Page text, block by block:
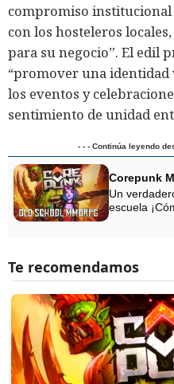
compromiso
con los hosteleros
para su negocio”. El edil
“promover una
los eventos y
sentimiento de unidad
- - - Continúa leyendo
Corepunk
Un
escuela